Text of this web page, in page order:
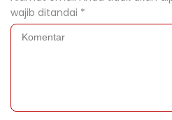
wajib ditandai *